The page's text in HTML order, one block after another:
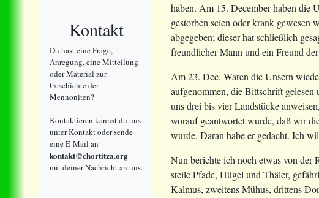
Kontakt
Du hast eine Frage,
Anregung, eine Mitteilung
oder Material zur
Geschichte der
Mennoniten?
Kontaktieren kannst du uns
unter Kontakt oder sende
eine E-Mail an
kontakt@chortitza.org
mit deiner Nachricht an uns.
haben. Am 15. December haben die
gestorben seien oder krank gewesen
abgegeben; dieser hat schließlich
freundlicher Mann und ein Freund
Am 23. Dec. Waren die Unsern
aufgenommen, die Bittschrift
uns drei bis vier Landstücke
worauf geantwortet wurde, daß wir
wurde. Daran habe er gedacht. Ich
Nun berichte ich noch etwas von der
steile Pfade, Hügel und Thäler,
Kalmus, zweitens Mühus, drittens